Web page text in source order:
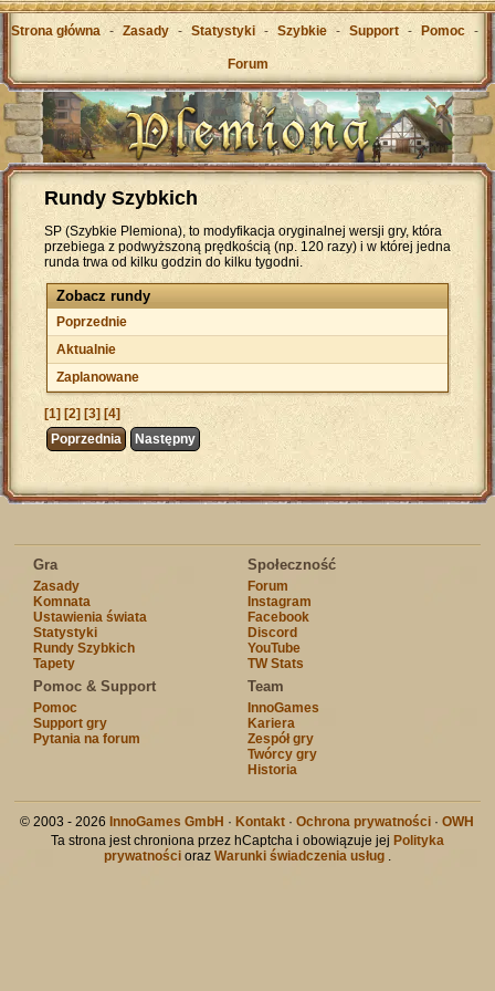
Strona główna - Zasady - Statystyki - Szybkie - Support - Pomoc -
Forum
Rundy Szybkich
SP (Szybkie Plemiona), to modyfikacja oryginalnej wersji gry, która
przebiega z podwyższoną prędkością (np. 120 razy) i w której jedna
runda trwa od kilku godzin do kilku tygodni.
Zobacz rundy
Poprzednie
Aktualnie
Zaplanowane
[1] [2] [3] [4]
Poprzednia
Następny
Gra
Zasady
Komnata
Ustawienia świata
Statystyki
Rundy Szybkich
Tapety
Społeczność
Forum
Instagram
Facebook
Discord
YouTube
TW Stats
Pomoc & Support
Pomoc
Support gry
Pytania na forum
Team
InnoGames
Kariera
Zespół gry
Twórcy gry
Historia
© 2003 - 2026 InnoGames GmbH · Kontakt ·Ochrona prywatności ·OWH
Ta strona jest chroniona przez hCaptcha i obowiązuje jej Polityka
prywatnościoraz Warunki świadczenia usług.